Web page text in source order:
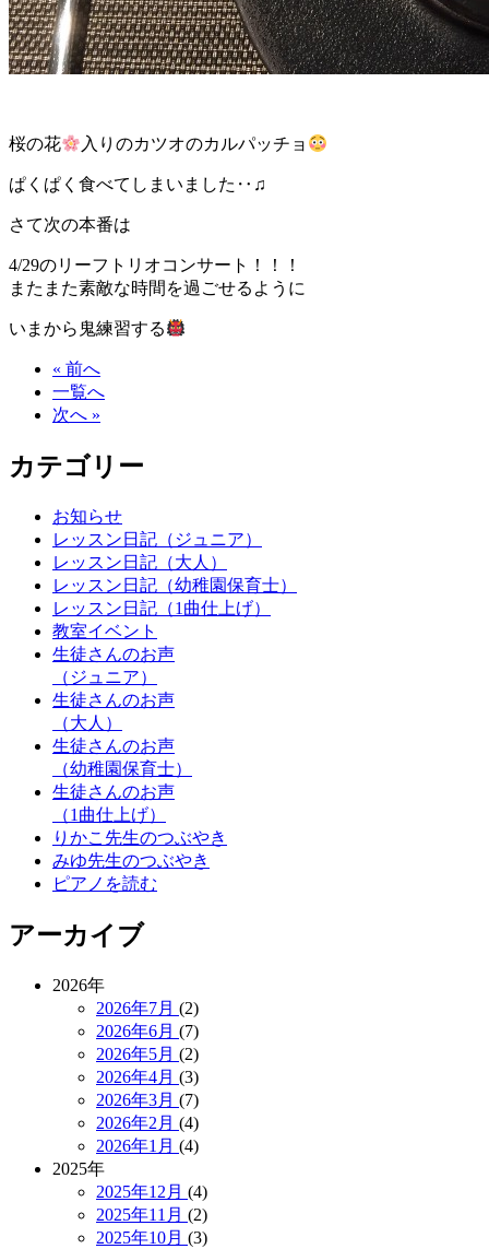
桜の花 入りのカツオのカルパッチョ
ぱくぱく食べてしまいました‥♫
さて次の本番は
4/29のリーフトリオコンサート！！！
またまた素敵な時間を過ごせるように
いまから鬼練習する
« 前へ
一覧へ
次へ »
カテゴリー
お知らせ
レッスン日記（ジュニア）
レッスン日記（大人）
レッスン日記（幼稚園保育士）
レッスン日記（1曲仕上げ）
教室イベント
生徒さんのお声
（ジュニア）
生徒さんのお声
（大人）
生徒さんのお声
（幼稚園保育士）
生徒さんのお声
（1曲仕上げ）
りかこ先生のつぶやき
みゆ先生のつぶやき
ピアノを読む
アーカイブ
2026年
2026年7月 (2)
2026年6月 (7)
2026年5月 (2)
2026年4月 (3)
2026年3月 (7)
2026年2月 (4)
2026年1月 (4)
2025年
2025年12月 (4)
2025年11月 (2)
2025年10月 (3)